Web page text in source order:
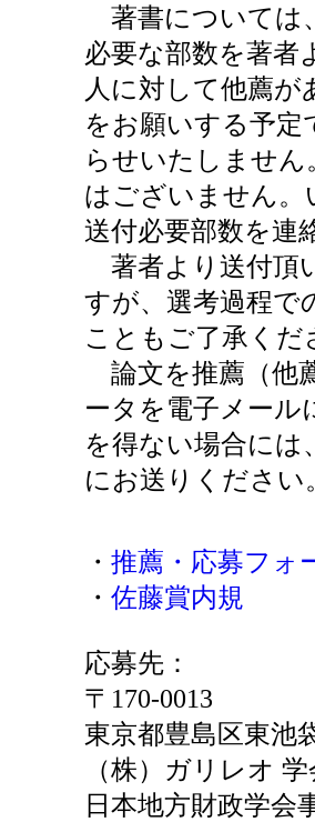
著書については
必要な部数を著者
人に対して他薦
をお願いする予定
らせいたしません
はございません。
送付必要部数を連
著者より送付頂
すが、選考過程で
こともご了承くだ
論文を推薦（他
ータを電子メール
を得ない場合には
にお送りください
・ 推薦・応募フォ
・ 佐藤賞内規
応募先：
〒170-0013
東京都豊島区東池
（株）ガリレオ
日本地方財政学